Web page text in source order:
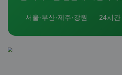
서울·부산·제주·강원 24시